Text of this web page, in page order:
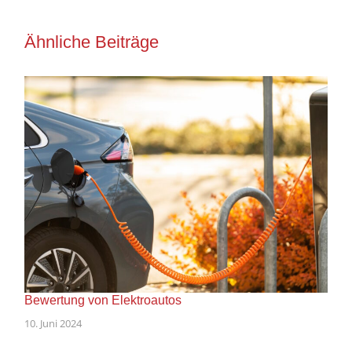
Ähnliche Beiträge
Bewertung von Elektroautos
10. Juni 2024